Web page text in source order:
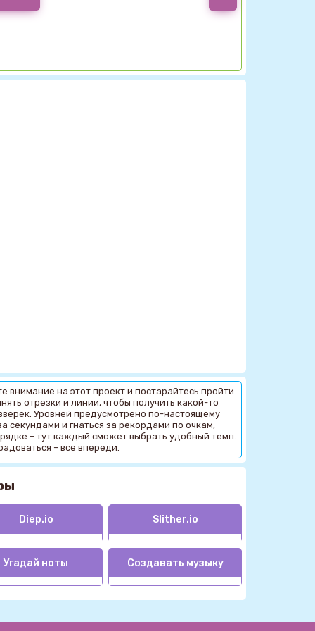
внимание на этот проект и постарайтесь пройти
отрезки и линии, чтобы получить какой-то
Уровней предусмотрено по-настоящему
секундами и гнаться за рекордами по очкам,
– тут каждый сможет выбрать удобный темп.
– все впереди.
Diep.io Slither.io
Угадай ноты Создавать музыку